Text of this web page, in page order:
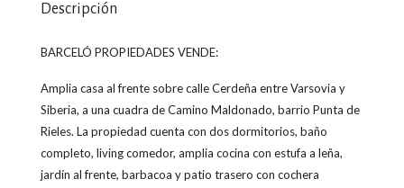
Descripción
BARCELÓ PROPIEDADES VENDE:
Amplia casa al frente sobre calle Cerdeña entre Varsovia y
Siberia, a una cuadra de Camino Maldonado, barrio Punta de
Rieles. La propiedad cuenta con dos dormitorios, baño
completo, living comedor, amplia cocina con estufa a leña,
jardín al frente, barbacoa y patio trasero con cochera